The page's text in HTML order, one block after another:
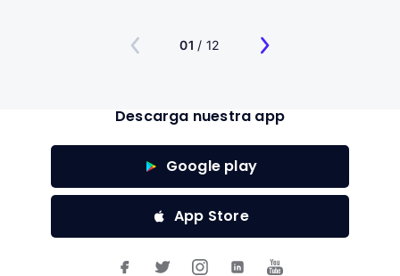
01 / 12
Descarga nuestra app
Google play
App Store